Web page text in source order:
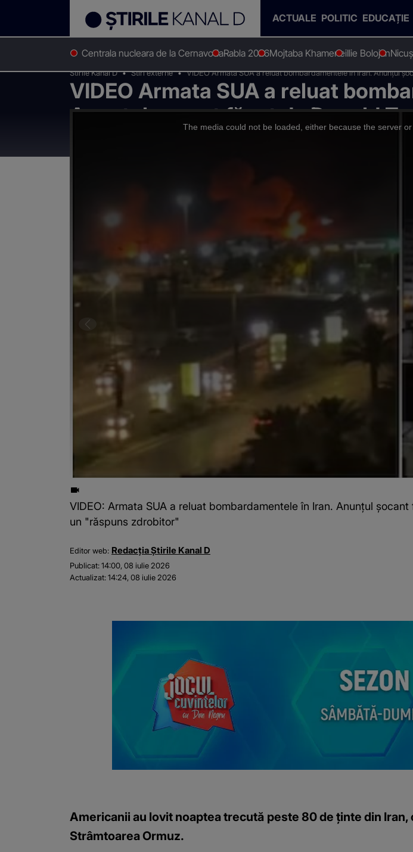
ACTUALE POLITIC EDUCAȚIE
Centrala nucleara de la CernavodaRabla 2026Mojtaba KhameneiIlie Bolojan
Stirile Kanal D Stiri externe VIDEO Armata SUA a reluat bombardamentele în Iran. Anunțul
VIDEO Armata SUA a reluat
Anunțul șocant făcut de Donald
Teheranul amenință cu un
This
The media could not be loaded, either because the server
VIDEO: Armata SUA a reluat bombardamentele în Iran. Anunțul
un "răspuns zdrobitor"
Editor web: Redacția Știrile Kanal D
Publicat:14:00, 08 iulie 2026
Actualizat:14:24, 08 iulie 2026
Americanii au lovit noaptea trecută peste 80 de ținte din
Strâmtoarea Ormuz.